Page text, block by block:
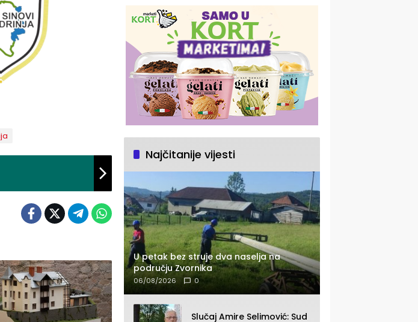
Najčitanije vijesti
U petak bez struje dva naselja na
području Zvornika
06/08/2026 0
Slučaj Amire Selimović: Sud